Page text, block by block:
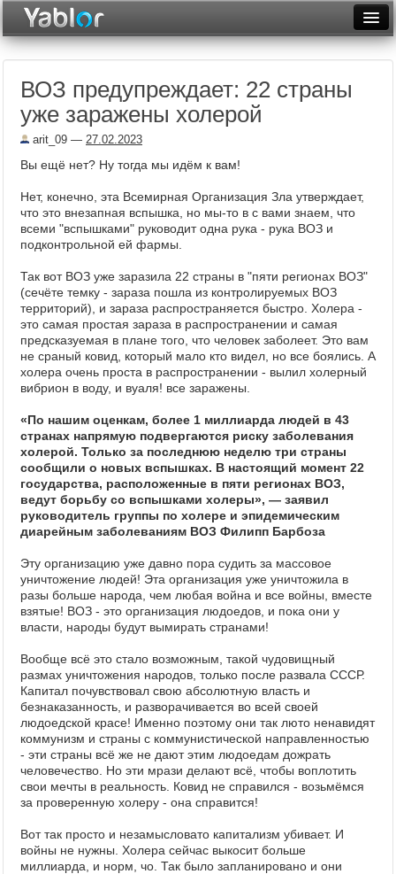
Неделя
Месяц
Рейтинги
Архив
Фототоп
ВОЗ предупреждает: 22 страны
уже заражены холерой
arit_09 — 27.02.2023
Вы ещё нет? Ну тогда мы идём к вам!
Нет, конечно, эта Всемирная Организация Зла утверждает,
что это внезапная вспышка, но мы-то в с вами знаем, что
всеми "вспышками" руководит одна рука - рука ВОЗ и
подконтрольной ей фармы.
Так вот ВОЗ уже заразила 22 страны в "пяти регионах ВОЗ"
(сечёте темку - зараза пошла из контролируемых ВОЗ
территорий), и зараза распространяется быстро. Холера -
это самая простая зараза в распространении и самая
предсказуемая в плане того, что человек заболеет. Это вам
не сраный ковид, который мало кто видел, но все боялись. А
холера очень проста в распространении - вылил холерный
вибрион в воду, и вуаля! все заражены.
«По нашим оценкам, более 1 миллиарда людей в 43
странах напрямую подвергаются риску заболевания
холерой. Только за последнюю неделю три страны
сообщили о новых вспышках. В настоящий момент 22
государства, расположенные в пяти регионах ВОЗ,
ведут борьбу со вспышками холеры», — заявил
руководитель группы по холере и эпидемическим
диарейным заболеваниям ВОЗ Филипп Барбоза
Эту организацию уже давно пора судить за массовое
уничтожение людей! Эта организация уже уничтожила в
разы больше народа, чем любая война и все войны, вместе
взятые! ВОЗ - это организация людоедов, и пока они у
власти, народы будут вымирать странами!
Вообще всё это стало возможным, такой чудовищный
размах уничтожения народов, только после развала СССР.
Капитал почувствовал свою абсолютную власть и
безнаказанность, и разворачивается во всей своей
людоедской красе! Именно поэтому они так люто ненавидят
коммунизм и страны с коммунистической направленностью
- эти страны всё же не дают этим людоедам дожрать
человечество. Но эти мрази делают всё, чтобы воплотить
свои мечты в реальность. Ковид не справился - возьмёмся
за проверенную холеру - она справится!
Вот так просто и незамысловато капитализм убивает. И
войны не нужны. Холера сейчас выкосит больше
миллиарда, и норм, чо. Так было запланировано и они